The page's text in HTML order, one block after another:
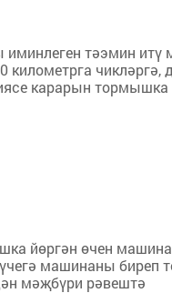
тәэмин итү
карарын
йөргән өчен машина
машинаны биреп
мәҗбүри рәвештә